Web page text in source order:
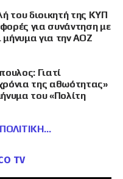
του διοικητή της ΚΥΠ
για συνάντηση με
για την ΑΟΖ
Γιατί
της αθωότητας»
του «Πολίτη
TV